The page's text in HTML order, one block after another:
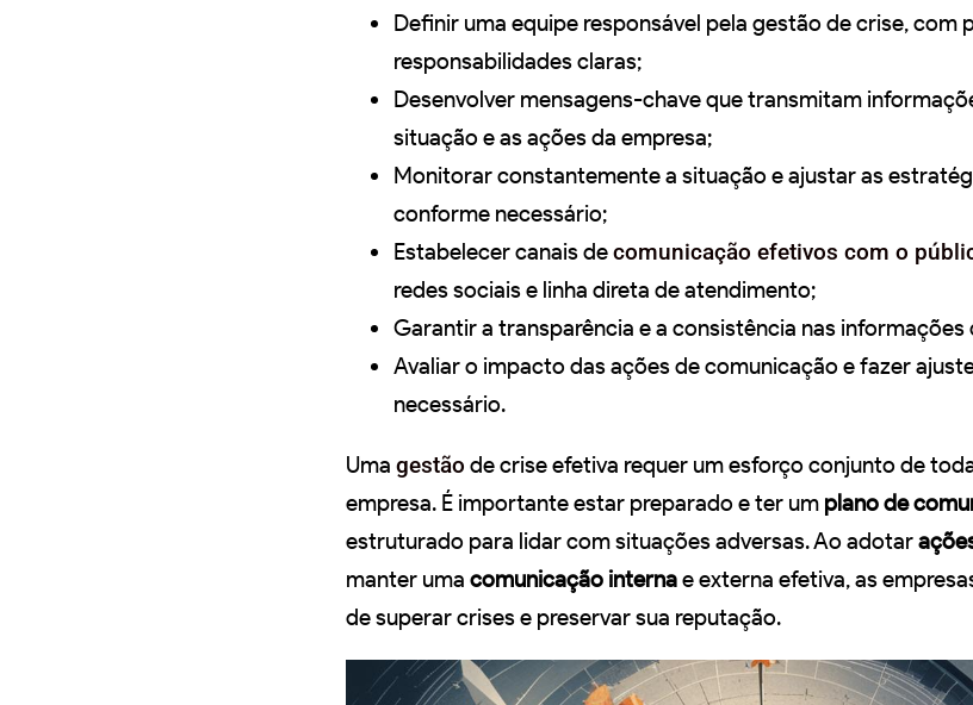
Definir uma equipe responsável pela gestão de crise, com
responsabilidades claras;
Desenvolver mensagens-chave que transmitam
situação e as ações da empresa;
Monitorar constantemente a situação e ajustar as
conforme necessário;
Estabelecer canais decomunicação efetivos com o
redes sociais e linha direta de atendimento;
Garantir a transparência e a consistência nas informações
Avaliar o impacto das ações de comunicação e fazer
necessário.
Uma gestão de crise efetiva requer um esforço conjunto de
empresa. É importante estar preparado e ter um plano de
estruturado para lidar com situações adversas. Ao adotar
manter uma comunicação internae externa efetiva, as
de superar crises e preservar sua reputação.